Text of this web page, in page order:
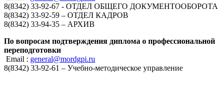
8(8342) 33-92-67 - ОТДЕЛ ОБЩЕГО ДОКУМЕНТООБОРОТА
8(8342) 33-92-59 – ОТДЕЛ КАДРОВ
8(8342) 33-94-35 – АРХИВ
По вопросам подтверждения диплома о профессиональной
переподготовки
Email : general@mordgpi.ru
8(8342) 33-92-61 – Учебно-методическое управление